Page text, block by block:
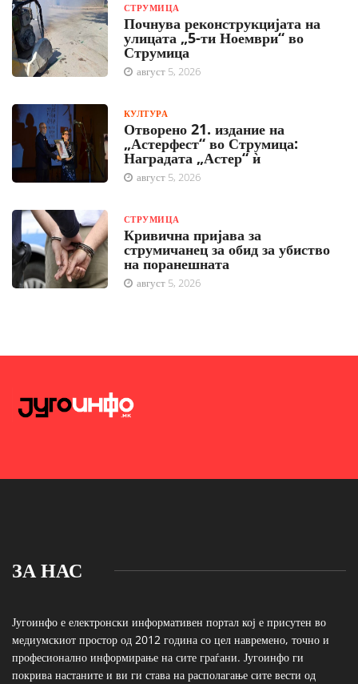
СТРУМИЦА
Почнува реконструкцијата на
улицата „5-ти Ноември“ во
Струмица
август 5, 2026
КУЛТУРА
Отворено 21. издание на
„Астерфест“ во Струмица:
Наградата „Астер“ ѝ
август 5, 2026
СТРУМИЦА
Кривична пријава за
струмичанец за обид за убиство
на поранешната
август 5, 2026
ЗА НАС
Југоинфо е електронски информативен портал кој е присутен во
медиумскиот простор од 2012 година со цел навремено, точно и
професионално информирање на сите граѓани. Југоинфо ги
покрива настаните и ви ги става на располагање сите вести од